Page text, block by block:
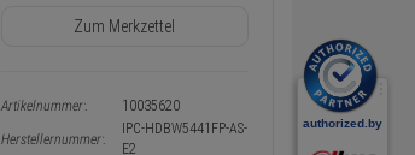
Zum Merkzettel
Artikelnummer:
10035620
Herstellernummer:
IPC-HDBW5441FP-AS-
E2